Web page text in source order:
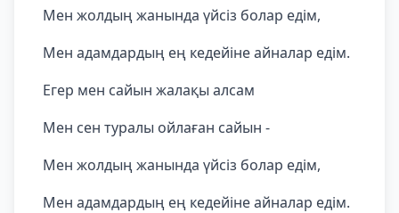
Мен жолдың жанында үйсіз болар едім,
Мен адамдардың ең кедейіне айналар едім.
Егер мен сайын жалақы алсам
Мен сен туралы ойлаған сайын -
Мен жолдың жанында үйсіз болар едім,
Мен адамдардың ең кедейіне айналар едім.